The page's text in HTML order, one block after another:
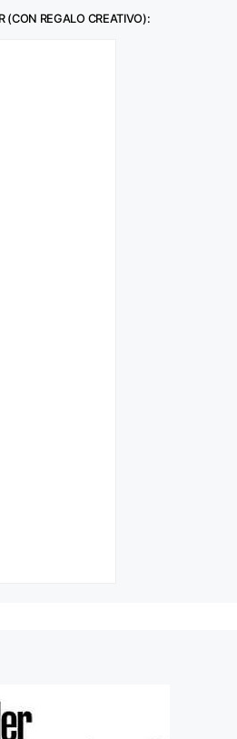
(CON REGALO CREATIVO):